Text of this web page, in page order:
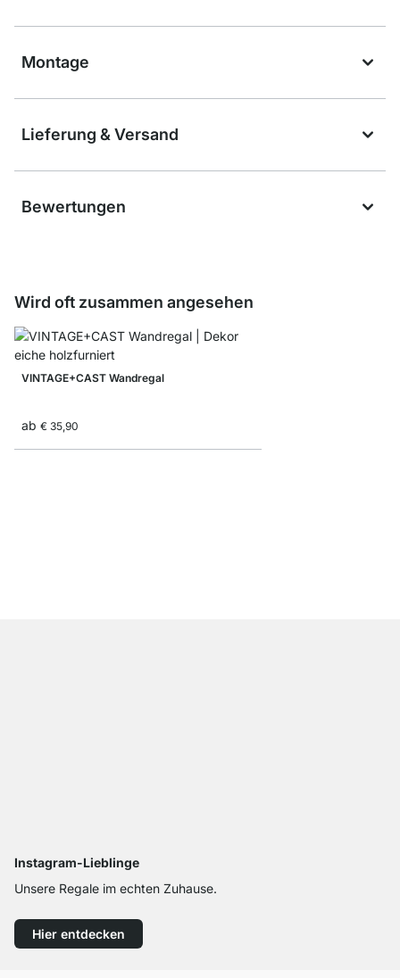
Montage
Lieferung & Versand
Bewertungen
Wird oft zusammen angesehen
VINTAGE+CAST Wandregal
ab € 35,90
Instagram-Lieblinge
Unsere Regale im echten Zuhause.
Hier entdecken